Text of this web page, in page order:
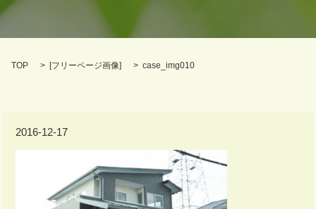
TOP [フリーページ画像] case_img010
2016-12-17